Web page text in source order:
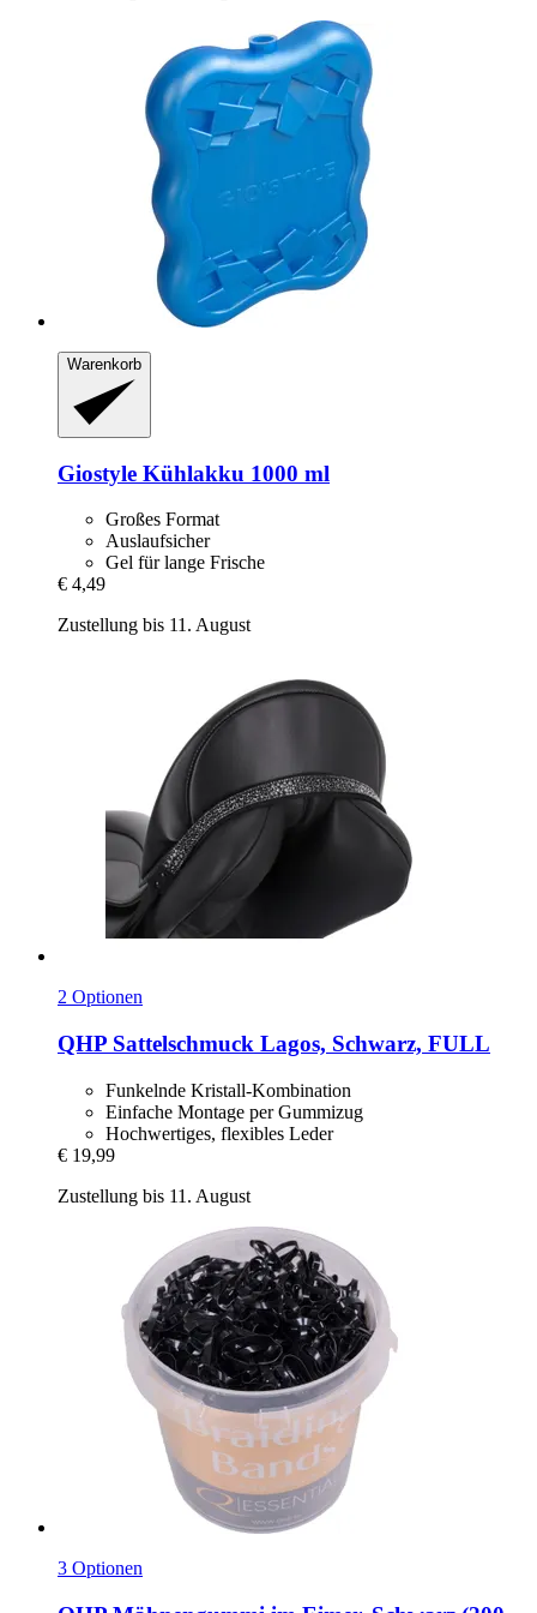
Warenkorb
Giostyle Kühlakku 1000 ml
Großes Format
Auslaufsicher
Gel für lange Frische
€ 4,49
Zustellung bis 11. August
2 Optionen
QHP Sattelschmuck Lagos, Schwarz, FULL
Funkelnde Kristall-Kombination
Einfache Montage per Gummizug
Hochwertiges, flexibles Leder
€ 19,99
Zustellung bis 11. August
3 Optionen